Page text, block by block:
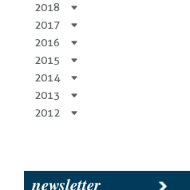
2018
2017
2016
2015
2014
2013
2012
newsletter